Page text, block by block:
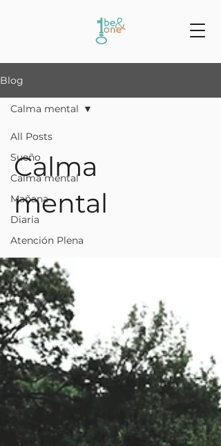
Blog
All Posts
Sueño
Calma mental
Mañana
Diaria
Atención Plena
Calma mental
Calma
mental